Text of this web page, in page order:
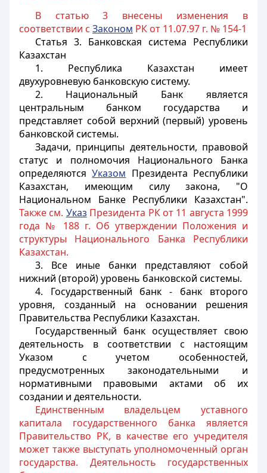
В статью 3 внесены изменения в
соответствии с Законом РК от 11.07.97 г. № 154-1
Статья 3. Банковская система Республики
Казахстан
1. Республика Казахстан имеет
двухуровневую банковскую систему.
2. Национальный Банк является
центральным банком государства и
представляет собой верхний (первый) уровень
банковской системы.
Задачи, принципы деятельности, правовой
статус и полномочия Национального Банка
определяютсяУказом Президента Республики
Казахстан, имеющим силу закона, "О
Национальном Банке Республики Казахстан".
Также см. Указ Президента РК от 11 августа 1999
года № 188 г. Об утверждении Положения и
структуры Национального Банка Республики
Казахстан.
3. Все иные банки представляют собой
нижний (второй) уровень банковской системы.
4. Государственный банк - банк второго
уровня, созданный на основании решения
Правительства Республики Казахстан.
Государственный банк осуществляет свою
деятельность в соответствии с настоящим
Указом с учетом особенностей,
предусмотренных законодательными и
нормативными правовыми актами об их
создании и деятельности.
Единственным владельцем уставного
капитала государственного банка является
Правительство РК, в качестве его учредителя
может также выступать уполномоченный орган
государства. Деятельность государственных